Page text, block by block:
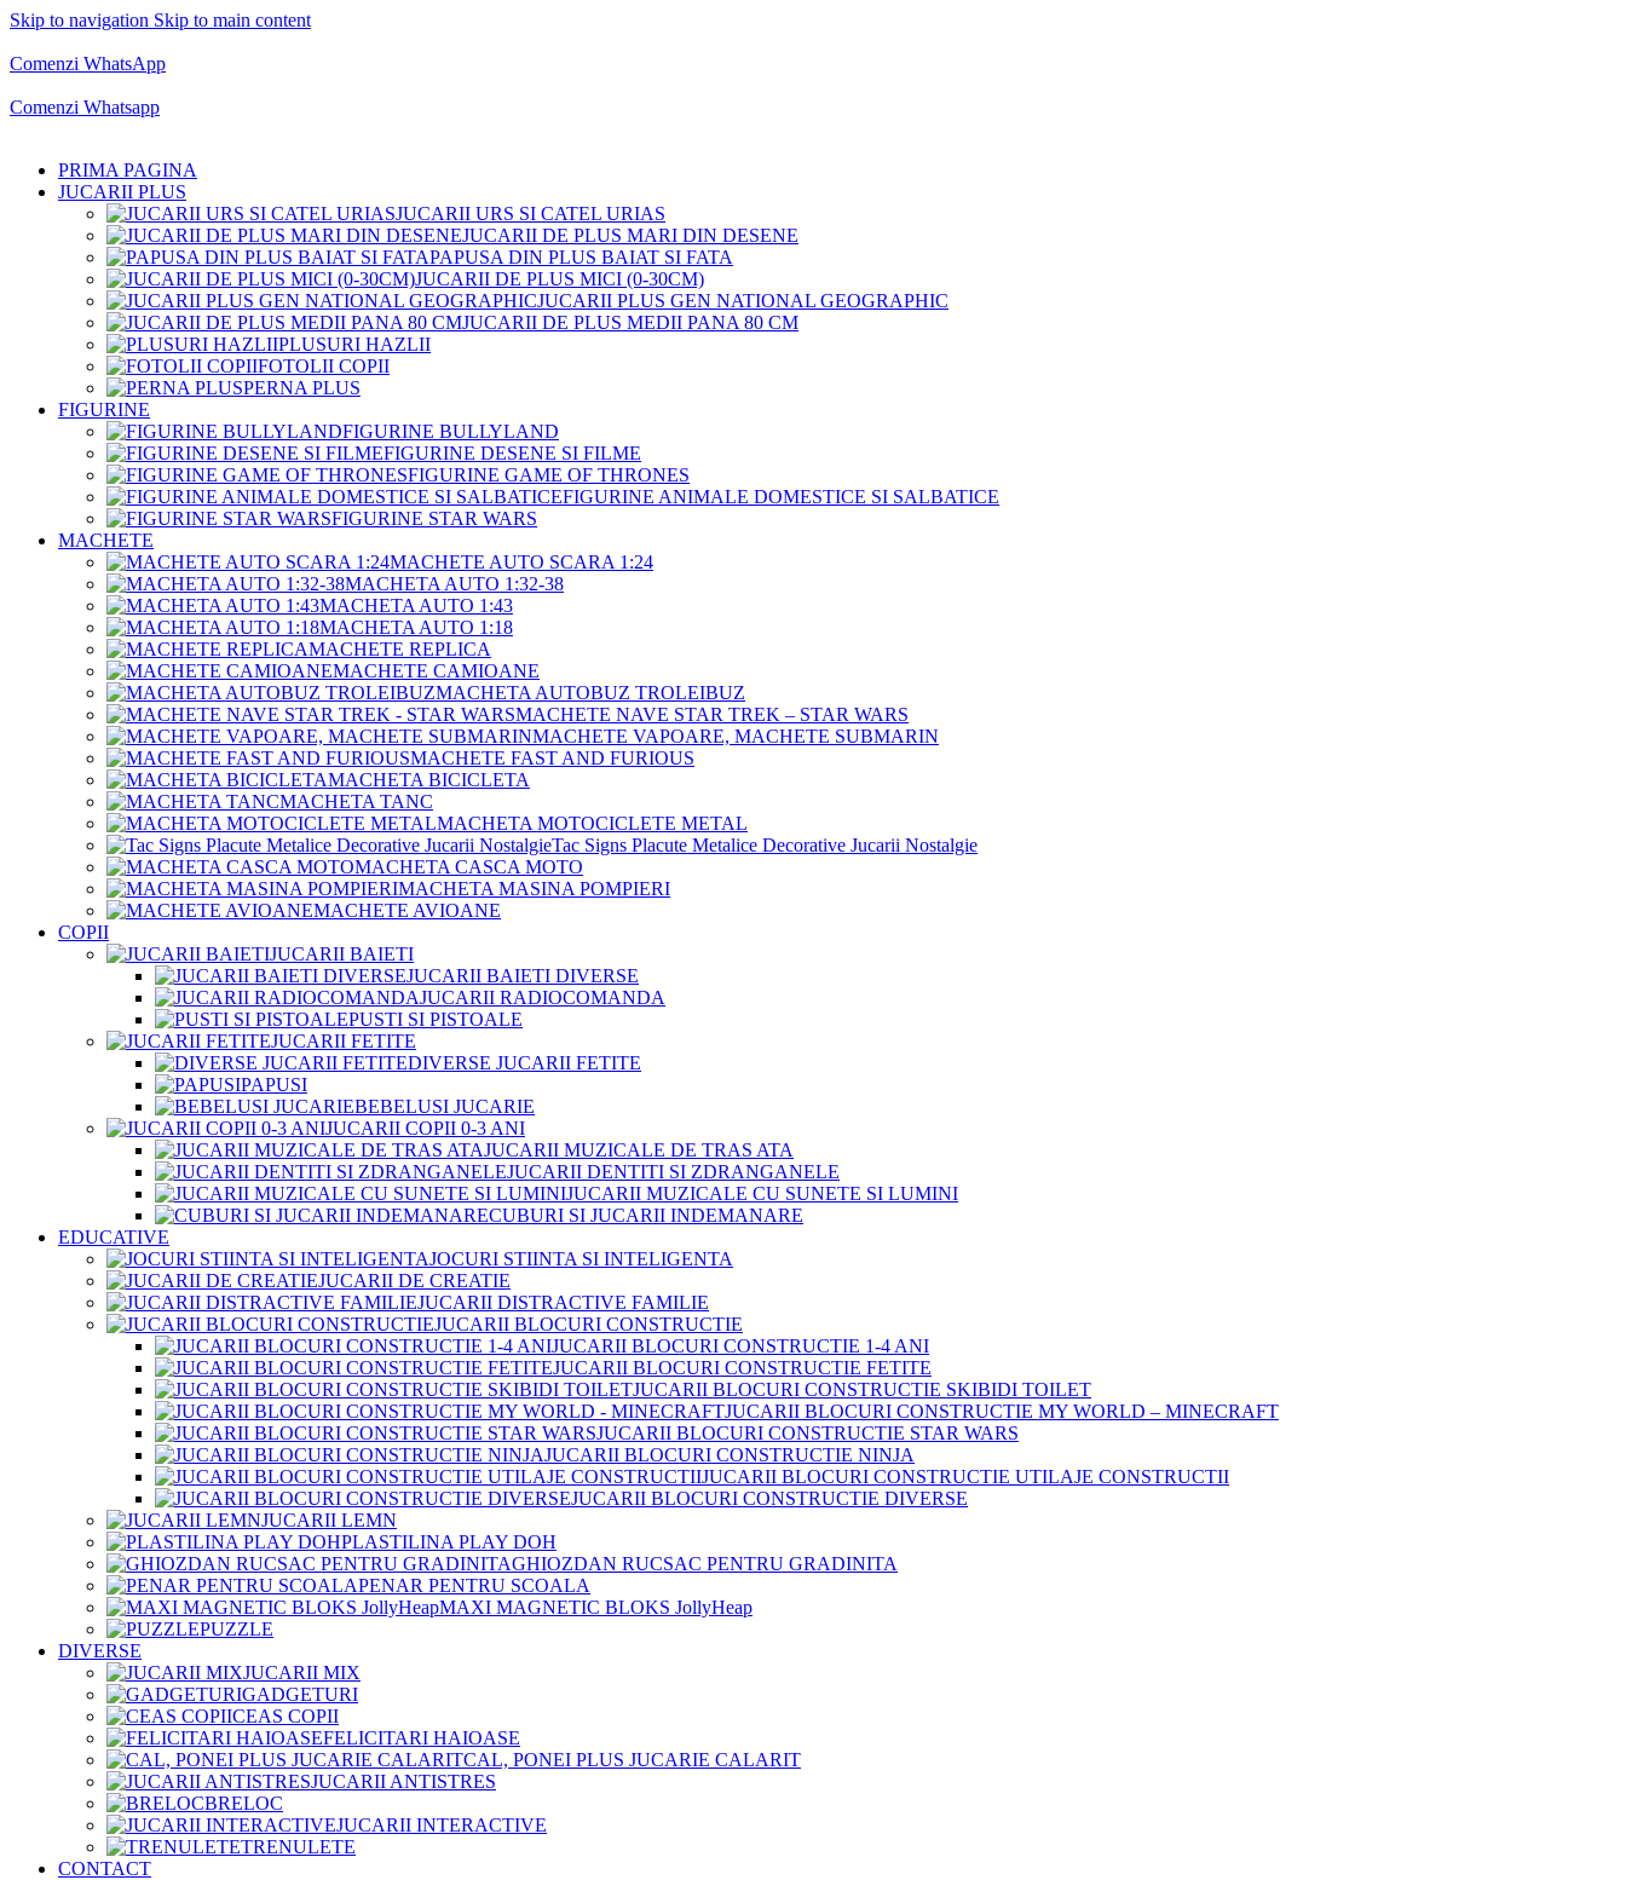
Skip to navigation Skip to main content
Comenzi WhatsApp
Comenzi Whatsapp
PRIMA PAGINA
JUCARII PLUS
JUCARII URS SI CATEL URIAS
JUCARII DE PLUS MARI DIN DESENE
PAPUSA DIN PLUS BAIAT SI FATA
JUCARII DE PLUS MICI (0-30CM)
JUCARII PLUS GEN NATIONAL GEOGRAPHIC
JUCARII DE PLUS MEDII PANA 80 CM
PLUSURI HAZLII
FOTOLII COPII
PERNA PLUS
FIGURINE
FIGURINE BULLYLAND
FIGURINE DESENE SI FILME
FIGURINE GAME OF THRONES
FIGURINE ANIMALE DOMESTICE SI SALBATICE
FIGURINE STAR WARS
MACHETE
MACHETE AUTO SCARA 1:24
MACHETA AUTO 1:32-38
MACHETA AUTO 1:43
MACHETA AUTO 1:18
MACHETE REPLICA
MACHETE CAMIOANE
MACHETA AUTOBUZ TROLEIBUZ
MACHETE NAVE STAR TREK – STAR WARS
MACHETE VAPOARE, MACHETE SUBMARIN
MACHETE FAST AND FURIOUS
MACHETA BICICLETA
MACHETA TANC
MACHETA MOTOCICLETE METAL
Tac Signs Placute Metalice Decorative Jucarii Nostalgie
MACHETA CASCA MOTO
MACHETA MASINA POMPIERI
MACHETE AVIOANE
COPII
JUCARII BAIETI
JUCARII BAIETI DIVERSE
JUCARII RADIOCOMANDA
PUSTI SI PISTOALE
JUCARII FETITE
DIVERSE JUCARII FETITE
PAPUSI
BEBELUSI JUCARIE
JUCARII COPII 0-3 ANI
JUCARII MUZICALE DE TRAS ATA
JUCARII DENTITI SI ZDRANGANELE
JUCARII MUZICALE CU SUNETE SI LUMINI
CUBURI SI JUCARII INDEMANARE
EDUCATIVE
JOCURI STIINTA SI INTELIGENTA
JUCARII DE CREATIE
JUCARII DISTRACTIVE FAMILIE
JUCARII BLOCURI CONSTRUCTIE
JUCARII BLOCURI CONSTRUCTIE 1-4 ANI
JUCARII BLOCURI CONSTRUCTIE FETITE
JUCARII BLOCURI CONSTRUCTIE SKIBIDI TOILET
JUCARII BLOCURI CONSTRUCTIE MY WORLD – MINECRAFT
JUCARII BLOCURI CONSTRUCTIE STAR WARS
JUCARII BLOCURI CONSTRUCTIE NINJA
JUCARII BLOCURI CONSTRUCTIE UTILAJE CONSTRUCTII
JUCARII BLOCURI CONSTRUCTIE DIVERSE
JUCARII LEMN
PLASTILINA PLAY DOH
GHIOZDAN RUCSAC PENTRU GRADINITA
PENAR PENTRU SCOALA
MAXI MAGNETIC BLOKS JollyHeap
PUZZLE
DIVERSE
JUCARII MIX
GADGETURI
CEAS COPII
FELICITARI HAIOASE
CAL, PONEI PLUS JUCARIE CALARIT
JUCARII ANTISTRES
BRELOC
JUCARII INTERACTIVE
TRENULETE
CONTACT